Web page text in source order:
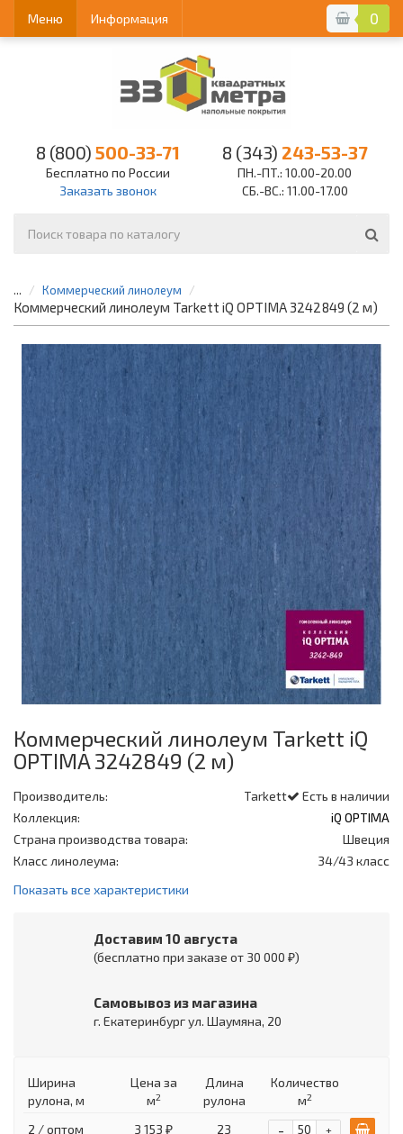
0
Меню Информация
8 (800) 500-33-71
Бесплатно по России
Заказать звонок
8 (343) 243-53-37
ПН.-ПТ.: 10.00-20.00
СБ.-ВС.: 11.00-17.00
... Коммерческий линолеум
Коммерческий линолеум Tarkett iQ OPTIMA 3242849 (2 м)
Коммерческий линолеум Tarkett iQ
OPTIMA 3242849 (2 м)
Есть в наличии
Производитель:
Tarkett
Коллекция:
iQ OPTIMA
Страна производства товара:
Швеция
Класс линолеума:
34/43 класс
Показать все характеристики
Доставим 10 августа
(бесплатно при заказе от 30 000 ₽)
Самовывоз из магазина
г. Екатеринбург ул. Шаумяна, 20
Ширина
рулона, м
Цена за
м2
Длина
рулона
Количество
м2
2 / оптом 3 153 ₽ 23 +
-